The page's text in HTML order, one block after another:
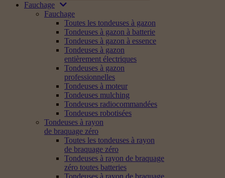
Fauchage
Fauchage
Toutes les tondeuses à gazon
Tondeuses à gazon à batterie
Tondeuses à gazon à essence
Tondeuses à gazon
entièrement électriques
Tondeuses à gazon
professionnelles
Tondeuses à moteur
Tondeuses mulching
Tondeuses radiocommandées
Tondeuses robotisées
Tondeuses à rayon
de braquage zéro
Toutes les tondeuses à rayon
de braquage zéro
Tondeuses à rayon de braquage
zéro toutes batteries
Tondeuses à rayon de braquage